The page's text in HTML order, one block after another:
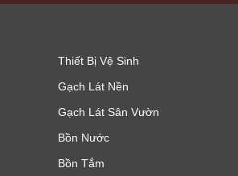
Thiết Bị Vệ Sinh
Gạch Lát Nền
Gạch Lát Sân Vườn
Bồn Nước
Bồn Tắm